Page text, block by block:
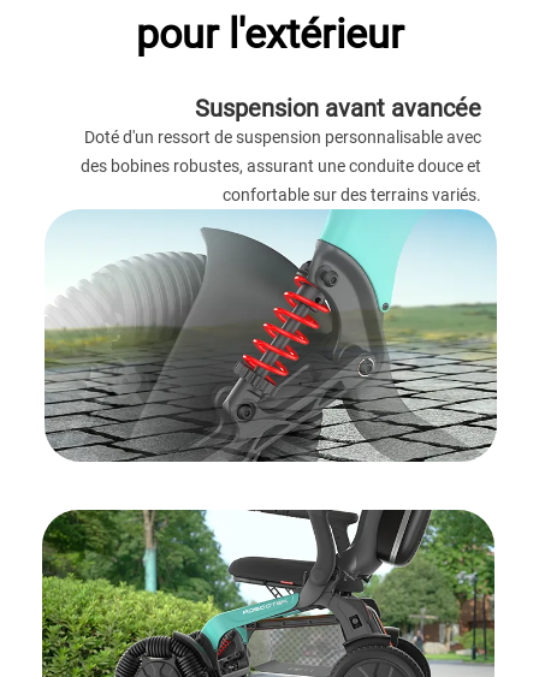
pour l'extérieur
Suspension avant avancée
Doté d'un ressort de suspension personnalisable avec
des bobines robustes, assurant une conduite douce et
confortable sur des terrains variés.